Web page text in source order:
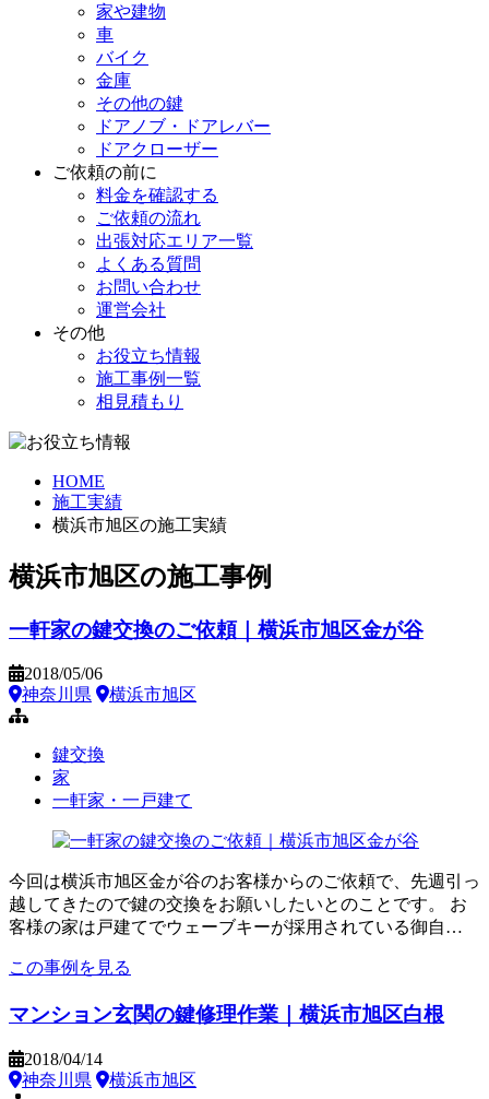
家や建物
車
バイク
金庫
その他の鍵
ドアノブ・ドアレバー
ドアクローザー
ご依頼の前に
料金を確認する
ご依頼の流れ
出張対応エリア一覧
よくある質問
お問い合わせ
運営会社
その他
お役立ち情報
施工事例一覧
相見積もり
HOME
施工実績
横浜市旭区の施工実績
横浜市旭区の施工事例
一軒家の鍵交換のご依頼｜横浜市旭区金が谷
2018/05/06
神奈川県
横浜市旭区
鍵交換
家
一軒家・一戸建て
今回は横浜市旭区金が谷のお客様からのご依頼で、先週引っ
越してきたので鍵の交換をお願いしたいとのことです。 お
客様の家は戸建てでウェーブキーが採用されている御自…
この事例を見る
マンション玄関の鍵修理作業｜横浜市旭区白根
2018/04/14
神奈川県
横浜市旭区